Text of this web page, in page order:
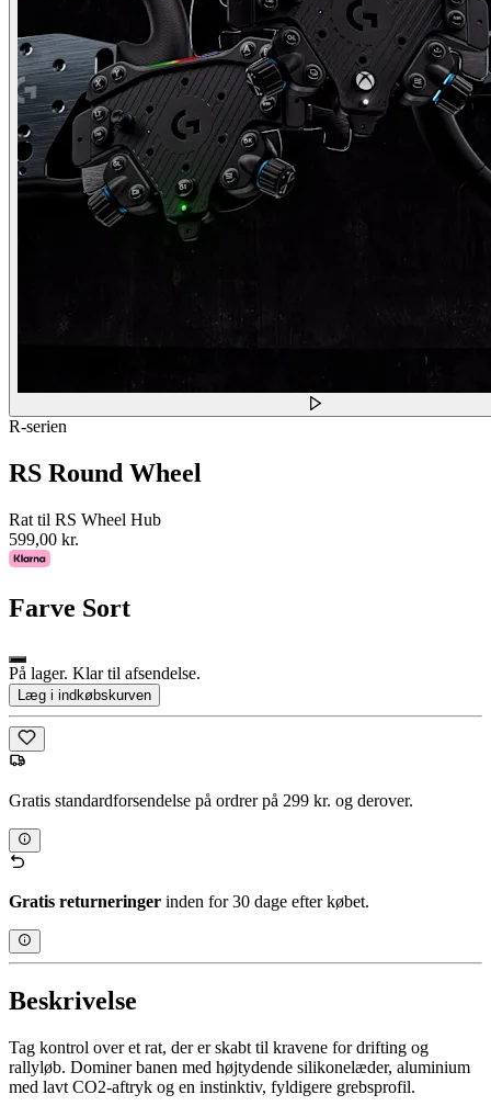
R-serien
RS Round Wheel
Rat til RS Wheel Hub
599,00 kr.
Farve Sort
På lager. Klar til afsendelse.
Læg i indkøbskurven
Gratis standardforsendelse på ordrer på 299 kr. og derover.
Gratis returneringer inden for 30 dage efter købet.
Beskrivelse
Tag kontrol over et rat, der er skabt til kravene for drifting og
rallyløb. Dominer banen med højtydende silikonelæder, aluminium
med lavt CO2-aftryk og en instinktiv, fyldigere grebsprofil.